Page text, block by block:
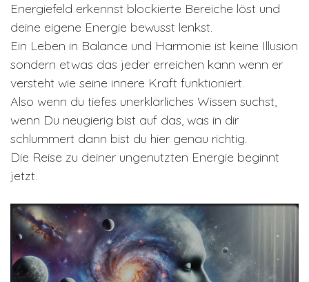
Energiefeld erkennst blockierte Bereiche löst und
deine eigene Energie bewusst lenkst.
Ein Leben in Balance und Harmonie ist keine Illusion
sondern etwas das jeder erreichen kann wenn er
versteht wie seine innere Kraft funktioniert.
Also wenn du tiefes unerklärliches Wissen suchst,
wenn Du neugierig bist auf das, was in dir
schlummert dann bist du hier genau richtig.
Die Reise zu deiner ungenutzten Energie beginnt
jetzt.